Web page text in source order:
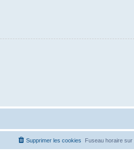
Fuseau horaire sur
Supprimer les cookies